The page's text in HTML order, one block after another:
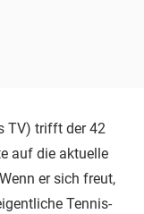
TV) trifft der 42
auf die aktuelle
er sich freut,
Tennis-